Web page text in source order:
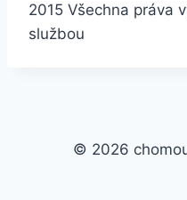
2015 Všechna práva
službou
© 2026